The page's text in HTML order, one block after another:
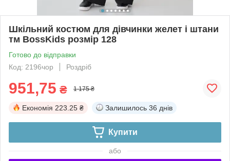
Шкільний костюм для дівчинки желет і штани
тм BossKids розмір 128
Готово до відправки
Код: 2196чор
Роздріб
951,75 ₴ 1 175 ₴
Економія 223.25 ₴ Залишилось 36 днів
Купити
або